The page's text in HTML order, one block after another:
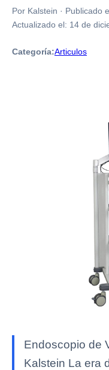
Por Kalstein · Publicado
Actualizado el: 14 de
Categoría:Articulos
Endoscopio de
Kalstein La era